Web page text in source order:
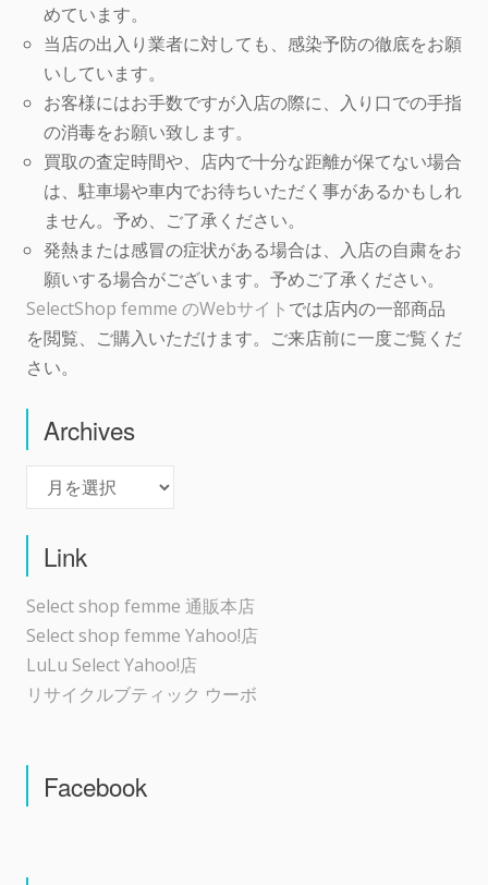
めています。
当店の出入り業者に対しても、感染予防の徹底をお願
いしています。
お客様にはお手数ですが入店の際に、入り口での手指
の消毒をお願い致します。
買取の査定時間や、店内で十分な距離が保てない場合
は、駐車場や車内でお待ちいただく事があるかもしれ
ません。予め、ご了承ください。
発熱または感冒の症状がある場合は、入店の自粛をお
願いする場合がございます。予めご了承ください。
SelectShop femme のWebサイト では店内の一部商品
を閲覧、ご購入いただけます。ご来店前に一度ご覧くだ
さい。
Archives
Link
Select shop femme 通販本店
Select shop femme Yahoo!店
LuLu Select Yahoo!店
リサイクルブティック ウーボ
Facebook